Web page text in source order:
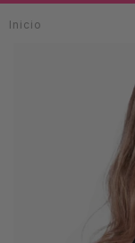
Inicio